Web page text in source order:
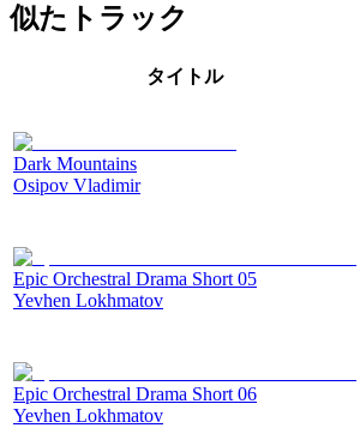
似たトラック
タイトル
Dark Mountains
Osipov Vladimir
Epic Orchestral Drama Short 05
Yevhen Lokhmatov
Epic Orchestral Drama Short 06
Yevhen Lokhmatov